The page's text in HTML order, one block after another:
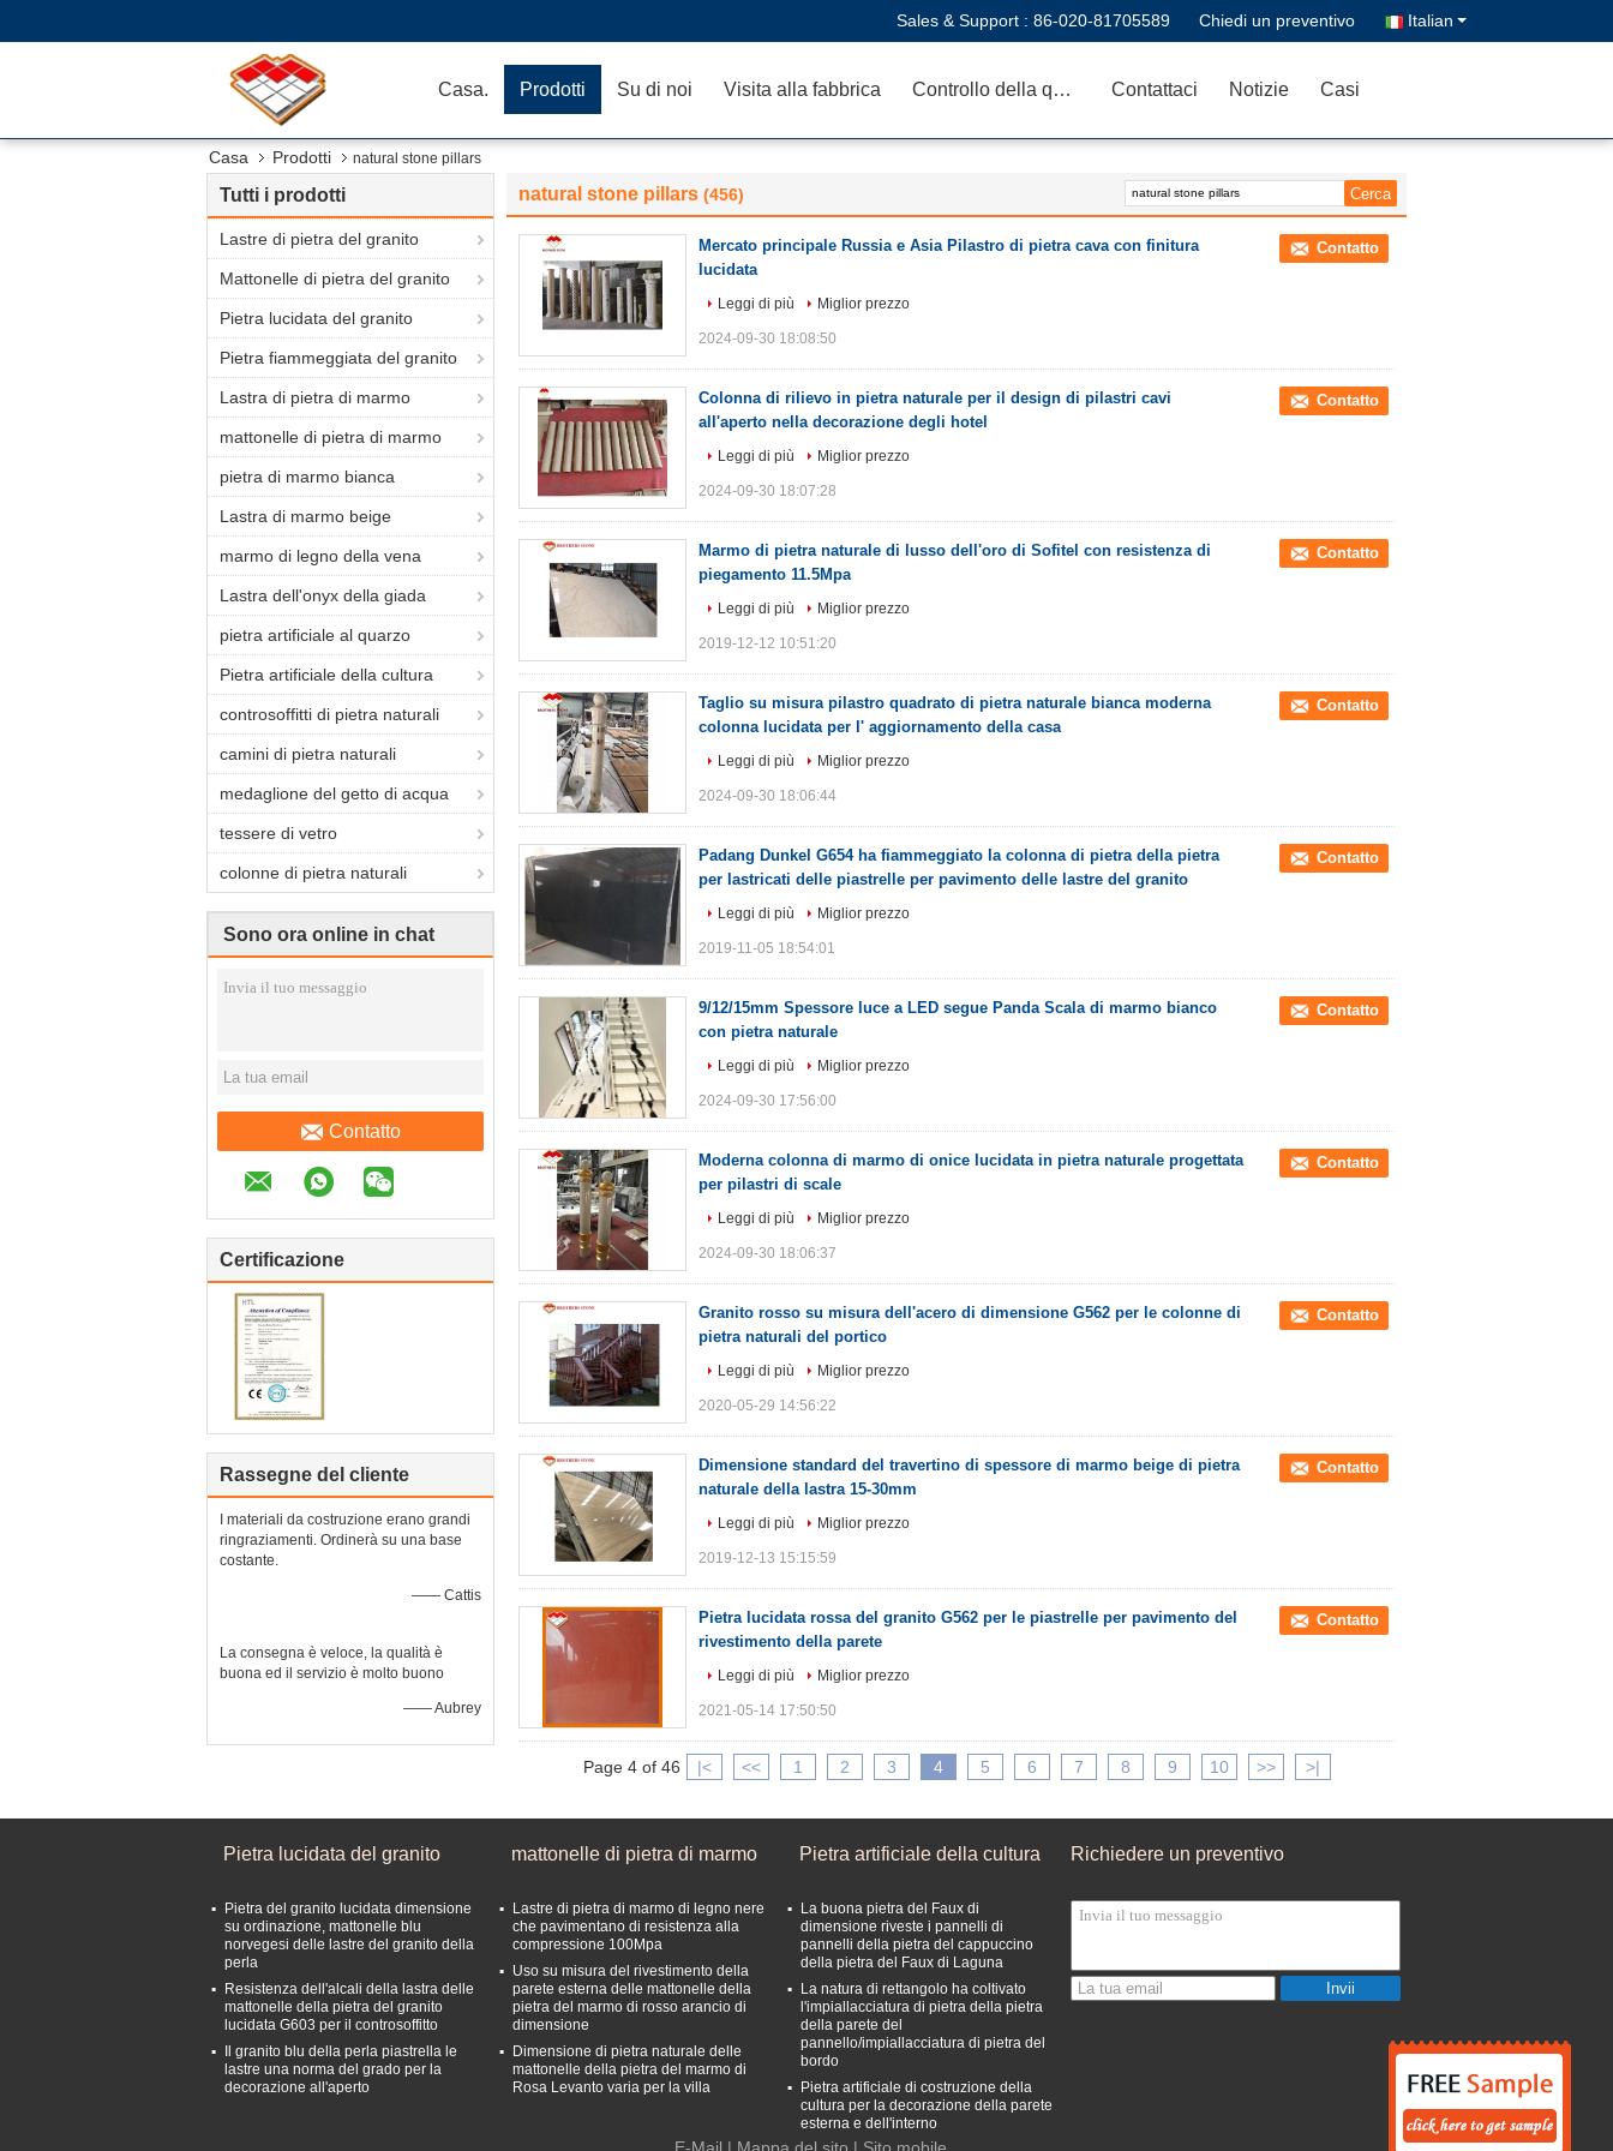
Sales & Support : 86-020-81705589 Chiedi un preventivo Italian
Casa. Prodotti Su di noi Visita alla fabbrica Controllo della qualità Contattaci Notizie Casi
Casa Prodotti natural stone pillars
Tutti i prodotti
Lastre di pietra del granito
Mattonelle di pietra del granito
Pietra lucidata del granito
Pietra fiammeggiata del granito
Lastra di pietra di marmo
mattonelle di pietra di marmo
pietra di marmo bianca
Lastra di marmo beige
marmo di legno della vena
Lastra dell'onyx della giada
pietra artificiale al quarzo
Pietra artificiale della cultura
controsoffitti di pietra naturali
camini di pietra naturali
medaglione del getto di acqua
tessere di vetro
colonne di pietra naturali
Sono ora online in chat
Contatto
Certificazione
Rassegne del cliente
I materiali da costruzione erano grandi
ringraziamenti. Ordinerà su una base
costante.
—— Cattis
La consegna è veloce, la qualità è
buona ed il servizio è molto buono
—— Aubrey
natural stone pillars (456)
Mercato principale Russia e Asia Pilastro di pietra cava con finitura
lucidata
Contatto
Leggi di più Miglior prezzo
2024-09-30 18:08:50
Colonna di rilievo in pietra naturale per il design di pilastri cavi
all'aperto nella decorazione degli hotel
Contatto
Leggi di più Miglior prezzo
2024-09-30 18:07:28
Marmo di pietra naturale di lusso dell'oro di Sofitel con resistenza di
piegamento 11.5Mpa
Contatto
Leggi di più Miglior prezzo
2019-12-12 10:51:20
Taglio su misura pilastro quadrato di pietra naturale bianca moderna
colonna lucidata per l' aggiornamento della casa
Contatto
Leggi di più Miglior prezzo
2024-09-30 18:06:44
Padang Dunkel G654 ha fiammeggiato la colonna di pietra della pietra
per lastricati delle piastrelle per pavimento delle lastre del granito
Contatto
Leggi di più Miglior prezzo
2019-11-05 18:54:01
9/12/15mm Spessore luce a LED segue Panda Scala di marmo bianco
con pietra naturale
Contatto
Leggi di più Miglior prezzo
2024-09-30 17:56:00
Moderna colonna di marmo di onice lucidata in pietra naturale progettata
per pilastri di scale
Contatto
Leggi di più Miglior prezzo
2024-09-30 18:06:37
Granito rosso su misura dell'acero di dimensione G562 per le colonne di
pietra naturali del portico
Contatto
Leggi di più Miglior prezzo
2020-05-29 14:56:22
Dimensione standard del travertino di spessore di marmo beige di pietra
naturale della lastra 15-30mm
Contatto
Leggi di più Miglior prezzo
2019-12-13 15:15:59
Pietra lucidata rossa del granito G562 per le piastrelle per pavimento del
rivestimento della parete
Contatto
Leggi di più Miglior prezzo
2021-05-14 17:50:50
Page 4 of 46 |< << 1 2 3 4 5 6 7 8 9 10 >> >|
Pietra lucidata del granito
Pietra del granito lucidata dimensione
su ordinazione, mattonelle blu
norvegesi delle lastre del granito della
perla
Resistenza dell'alcali della lastra delle
mattonelle della pietra del granito
lucidata G603 per il controsoffitto
Il granito blu della perla piastrella le
lastre una norma del grado per la
decorazione all'aperto
mattonelle di pietra di marmo
Lastre di pietra di marmo di legno nere
che pavimentano di resistenza alla
compressione 100Mpa
Uso su misura del rivestimento della
parete esterna delle mattonelle della
pietra del marmo di rosso arancio di
dimensione
Dimensione di pietra naturale delle
mattonelle della pietra del marmo di
Rosa Levanto varia per la villa
Pietra artificiale della cultura
La buona pietra del Faux di
dimensione riveste i pannelli di
pannelli della pietra del cappuccino
della pietra del Faux di Laguna
La natura di rettangolo ha coltivato
l'impiallacciatura di pietra della pietra
della parete del
pannello/impiallacciatura di pietra del
bordo
Pietra artificiale di costruzione della
cultura per la decorazione della parete
esterna e dell'interno
Richiedere un preventivo
Invii